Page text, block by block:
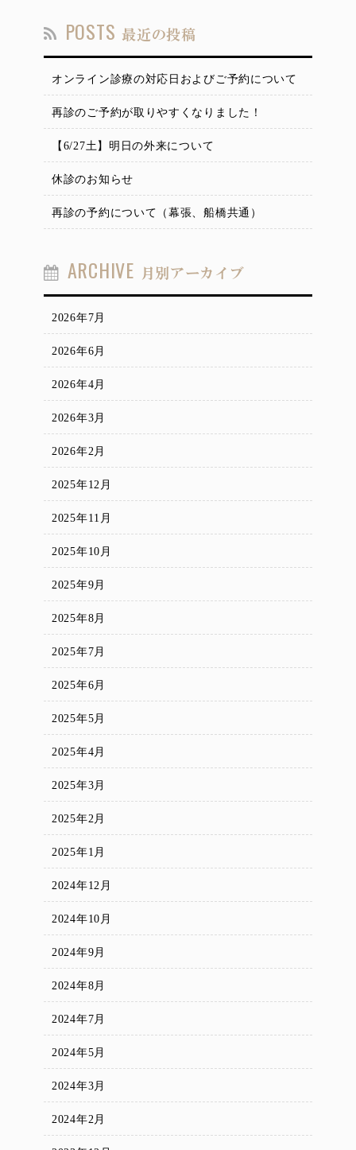
POSTS 最近の投稿
オンライン診療の対応日およびご予約について
再診のご予約が取りやすくなりました！
【6/27土】明日の外来について
休診のお知らせ
再診の予約について（幕張、船橋共通）
ARCHIVE 月別アーカイブ
2026年7月
2026年6月
2026年4月
2026年3月
2026年2月
2025年12月
2025年11月
2025年10月
2025年9月
2025年8月
2025年7月
2025年6月
2025年5月
2025年4月
2025年3月
2025年2月
2025年1月
2024年12月
2024年10月
2024年9月
2024年8月
2024年7月
2024年5月
2024年3月
2024年2月